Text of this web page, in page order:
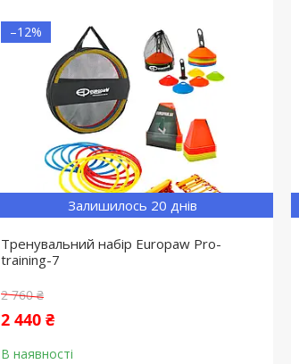
Залишилось 20 днів
–12%
Тренувальний набір Europaw Pro-
training-7
2 760 ₴
2 440 ₴
В наявності